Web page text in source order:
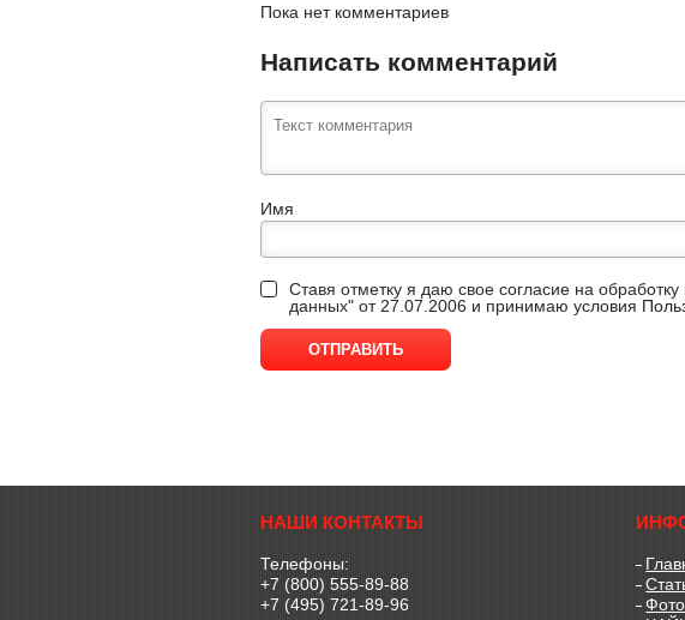
Пока нет комментариев
Написать комментарий
Имя
Ставя отметку я даю свое согласие на
данных" от 27.07.2006 и принимаю условия
НАШИ КОНТАКТЫ
Телефоны:
+7 (800) 555-89-88
+7 (495) 721-89-96